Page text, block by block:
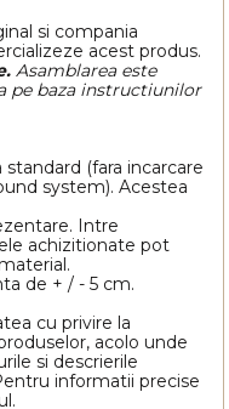
si compania
acest produs.
Asamblarea este
pe baza instructiunilor
(fara incarcare
system). Acestea
Intre
achizitionate pot
de + / - 5 cm.
cu privire la
acolo unde
si descrierile
informatii precise